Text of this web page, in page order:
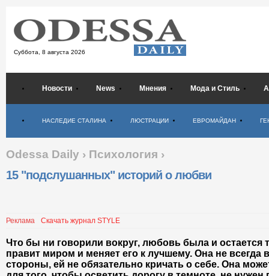
Суббота, 8 августа 2026
Новости News Мнения Мода и Стиль
НАСЛЕДИЕ СТАЛИНА ЛЮСТРАЦИИ ЕВРОМАЙДАН
Odessa Daily › Психология ›
15 "подслушанных" историй о любви
Реклама Скачать журнал STYLE
Что бы ни говорили вокруг, любовь была и остается
правит миром и меняет его к лучшему. Она не всегда
стороны, ей не обязательно кричать о себе. Она